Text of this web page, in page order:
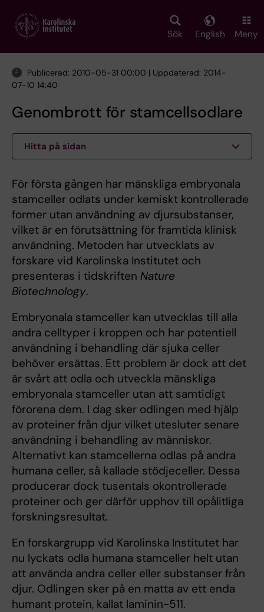
main
Sök English Meny
Publicerad: 2010-05-31 00:00 | Uppdaterad: 2014-
07-10 14:40
Genombrott för stamcellsodlare
Hitta på sidan
För första gången har mänskliga embryonala
stamceller odlats under kemiskt kontrollerade
former utan användning av djursubstanser,
vilket är en förutsättning för framtida klinisk
användning. Metoden har utvecklats av
forskare vid Karolinska Institutet och
presenteras i tidskriften Nature
Biotechnology.
Embryonala stamceller kan utvecklas till alla
andra celltyper i kroppen och har potentiell
användning i behandling där sjuka celler
behöver ersättas. Ett problem är dock att det
är svårt att odla och utveckla mänskliga
embryonala stamceller utan att samtidigt
förorena dem. I dag sker odlingen med hjälp
av proteiner från djur vilket utesluter senare
användning i behandling av människor.
Alternativt kan stamcellerna odlas på andra
humana celler, så kallade stödjeceller. Dessa
producerar dock tusentals okontrollerade
proteiner och ger därför upphov till opålitliga
forskningsresultat.
En forskargrupp vid Karolinska Institutet har
nu lyckats odla humana stamceller helt utan
att använda andra celler eller substanser från
djur. Odlingen sker på en matta av ett enda
humant protein, kallat laminin-511.